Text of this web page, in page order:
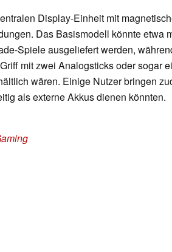
Display-Einheit mit
Das Basismodell könnte etwa
Spiele ausgeliefert werden,
mit zwei Analogsticks oder sogar
wären. Einige Nutzer bringen
als externe Akkus dienen könnten.